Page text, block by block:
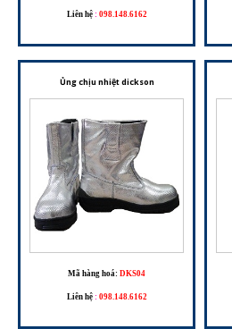
Liên hệ : 098.148.6162
Ủng chịu nhiệt dickson
Mã hàng hoá: DKS04
Liên hệ : 098.148.6162